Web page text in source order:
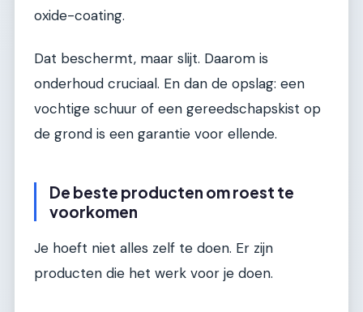
oxide-coating.
Dat beschermt, maar slijt. Daarom is
onderhoud cruciaal. En dan de opslag: een
vochtige schuur of een gereedschapskist op
de grond is een garantie voor ellende.
De beste producten om roest te
voorkomen
Je hoeft niet alles zelf te doen. Er zijn
producten die het werk voor je doen.